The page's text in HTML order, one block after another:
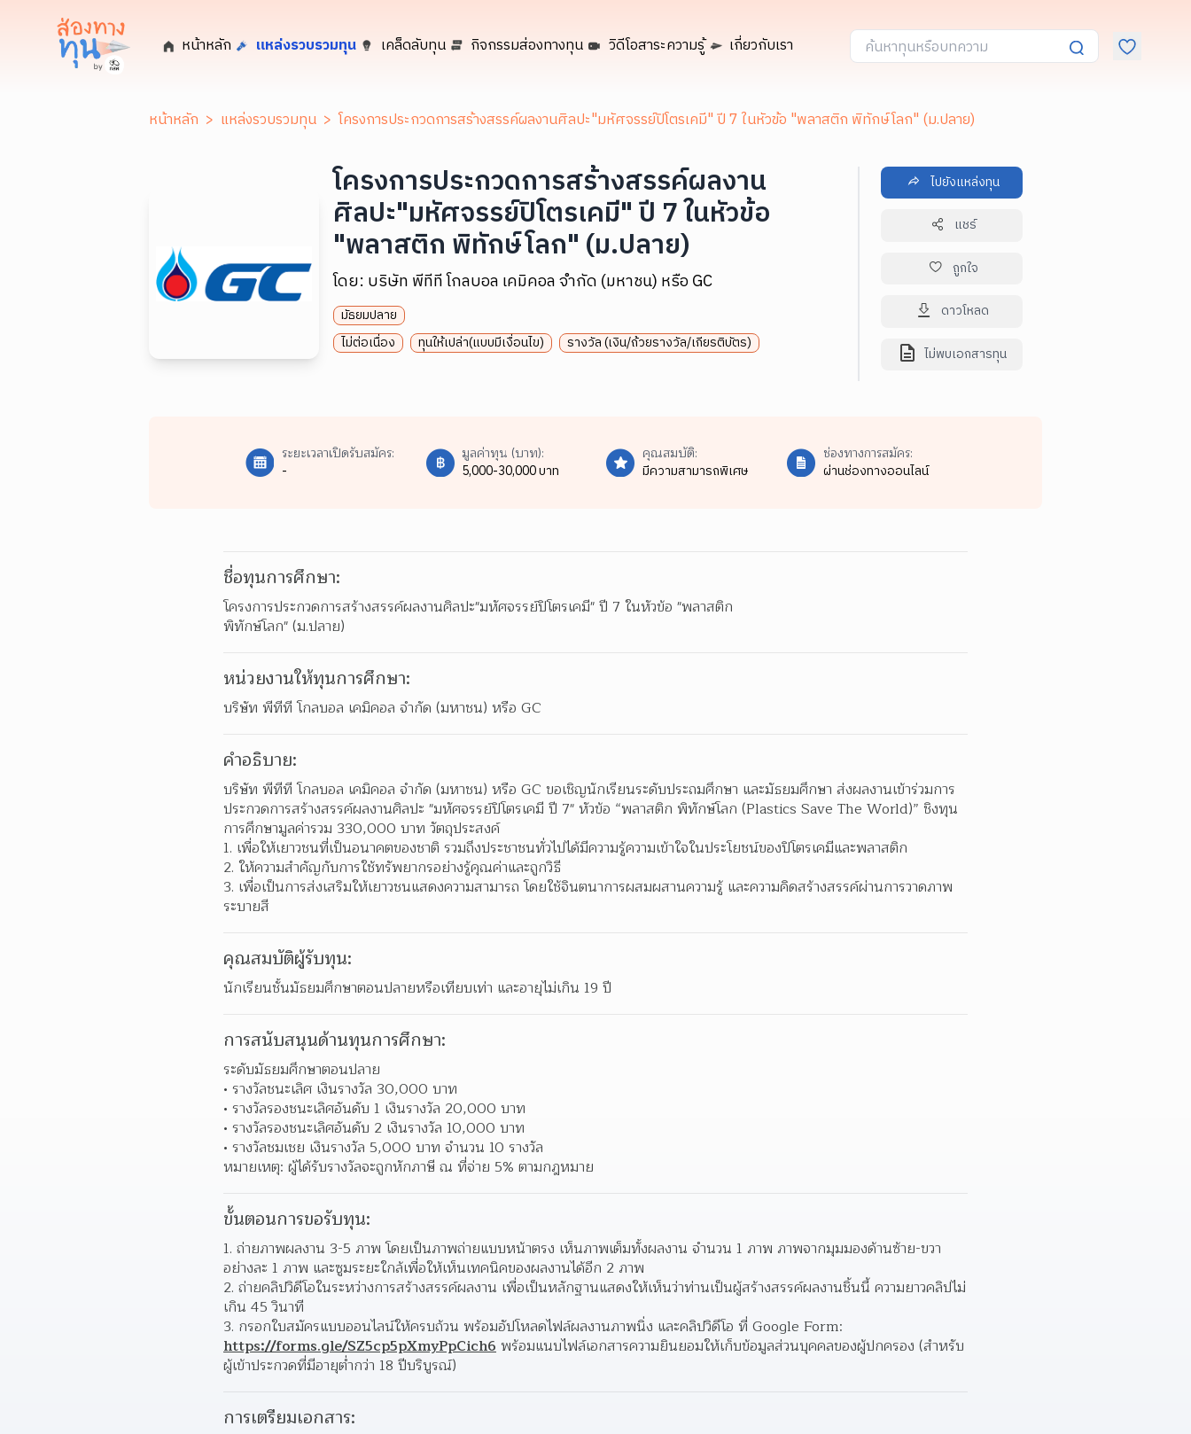
หน้าหลัก แหล่งรวบรวมทุน เคล็ดลับทุน กิจกรรมส่องทางทุน วิดีโอสาระความรู้ เกี่ยวกับเรา
หน้าหลัก > แหล่งรวบรวมทุน > โครงการประกวดการสร้างสรรค์ผลงานศิลปะ"มหัศจรรย์ปิโตรเคมี" ปี 7 ในหัวข้อ "พลาสติก พิทักษ์โลก" (ม.ปลาย)
โครงการประกวดการสร้างสรรค์ผลงาน
ศิลปะ"มหัศจรรย์ปิโตรเคมี" ปี 7 ในหัวข้อ
"พลาสติก พิทักษ์โลก" (ม.ปลาย)
โดย: บริษัท พีทีที โกลบอล เคมิคอล จำกัด (มหาชน) หรือ GC
มัธยมปลาย
ไม่ต่อเนื่อง
ทุนให้เปล่า(แบบมีเงื่อนไข) รางวัล (เงิน/ถ้วยรางวัล/เกียรติบัตร)
ไปยังแหล่งทุน
แชร์
ถูกใจ
ดาวโหลด
ไม่พบเอกสารทุน
ระยะเวลาเปิดรับสมัคร:
-
มูลค่าทุน (บาท):
5,000-30,000 บาท
คุณสมบัติ:
มีความสามารถพิเศษ
ช่องทางการสมัคร:
ผ่านช่องทางออนไลน์
ชื่อทุนการศึกษา:
โครงการประกวดการสร้างสรรค์ผลงานศิลปะ"มหัศจรรย์ปิโตรเคมี" ปี 7 ในหัวข้อ "พลาสติก
พิทักษ์โลก" (ม.ปลาย)
หน่วยงานให้ทุนการศึกษา:
บริษัท พีทีที โกลบอล เคมิคอล จำกัด (มหาชน) หรือ GC
คำอธิบาย:
บริษัท พีทีที โกลบอล เคมิคอล จำกัด (มหาชน) หรือ GC ขอเชิญนักเรียนระดับประถมศึกษา และมัธยมศึกษา ส่งผลงานเข้าร่วมการ
ประกวดการสร้างสรรค์ผลงานศิลปะ "มหัศจรรย์ปิโตรเคมี ปี 7" หัวข้อ “พลาสติก พิทักษ์โลก (Plastics Save The World)” ชิงทุน
การศึกษามูลค่ารวม 330,000 บาท วัตถุประสงค์
เพื่อให้เยาวชนที่เป็นอนาคตของชาติ รวมถึงประชาชนทั่วไปได้มีความรู้ความเข้าใจในประโยชน์ของปิโตรเคมีและพลาสติก
ให้ความสำคัญกับการใช้ทรัพยากรอย่างรู้คุณค่าและถูกวิธี
เพื่อเป็นการส่งเสริมให้เยาวชนแสดงความสามารถ โดยใช้จินตนาการผสมผสานความรู้ และความคิดสร้างสรรค์ผ่านการวาดภาพ
ระบายสี
คุณสมบัติผู้รับทุน:
นักเรียนชั้นมัธยมศึกษาตอนปลายหรือเทียบเท่า และอายุไม่เกิน 19 ปี
การสนับสนุนด้านทุนการศึกษา:
ระดับมัธยมศึกษาตอนปลาย
รางวัลชนะเลิศ เงินรางวัล 30,000 บาท
รางวัลรองชนะเลิศอันดับ 1 เงินรางวัล 20,000 บาท
รางวัลรองชนะเลิศอันดับ 2 เงินรางวัล 10,000 บาท
รางวัลชมเชย เงินรางวัล 5,000 บาท จำนวน 10 รางวัล
หมายเหตุ: ผู้ได้รับรางวัลจะถูกหักภาษี ณ ที่จ่าย 5% ตามกฎหมาย
ขั้นตอนการขอรับทุน:
ถ่ายภาพผลงาน 3-5 ภาพ โดยเป็นภาพถ่ายแบบหน้าตรง เห็นภาพเต็มทั้งผลงาน จำนวน 1 ภาพ ภาพจากมุมมองด้านซ้าย-ขวา
อย่างละ 1 ภาพ และซูมระยะใกล้เพื่อให้เห็นเทคนิคของผลงานได้อีก 2 ภาพ
ถ่ายคลิปวิดีโอในระหว่างการสร้างสรรค์ผลงาน เพื่อเป็นหลักฐานแสดงให้เห็นว่าท่านเป็นผู้สร้างสรรค์ผลงานชิ้นนี้ ความยาวคลิปไม่
เกิน 45 วินาที
https://forms.gle/SZ5cp5pXmyPpCich6 พร้อมแนบไฟล์เอกสารความยินยอมให้เก็บข้อมูลส่วนบุคคลของผู้ปกครอง (สำหรับ
ผู้เข้าประกวดที่มีอายุต่ำกว่า 18 ปีบริบูรณ์)
การเตรียมเอกสาร: